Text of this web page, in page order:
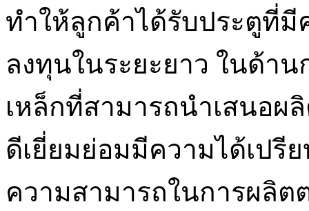
ทำให้ลูกค้าได้รับประตูที่
ลงทุนในระยะยาว ในด้า
เหล็กที่สามารถนำเสนอ
ดีเยี่ยมย่อมมีความได้เปรี
ความสามารถในการผลิ